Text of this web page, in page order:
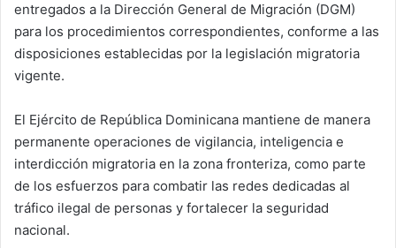
entregados a la Dirección General de Migración (DGM)
para los procedimientos correspondientes, conforme a las
disposiciones establecidas por la legislación migratoria
vigente.
El Ejército de República Dominicana mantiene de manera
permanente operaciones de vigilancia, inteligencia e
interdicción migratoria en la zona fronteriza, como parte
de los esfuerzos para combatir las redes dedicadas al
tráfico ilegal de personas y fortalecer la seguridad
nacional.